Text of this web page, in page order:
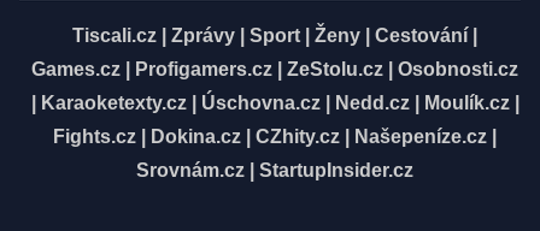
Tiscali.cz Zprávy Sport Ženy Cestování
Games.cz
Profigamers.cz ZeStolu.cz
Osobnosti.cz
Karaoketexty.cz| Úschovna.cz| Nedd.cz| Moulík.cz|
Fights.cz
Dokina.cz CZhity.cz Našepeníze.cz
Srovnám.cz
StartupInsider.cz